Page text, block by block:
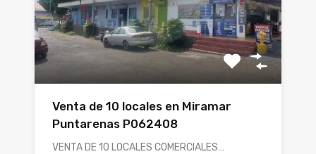
Venta de 10 locales en Miramar
Puntarenas P062408
VENTA DE 10 LOCALES COMERCIALES…